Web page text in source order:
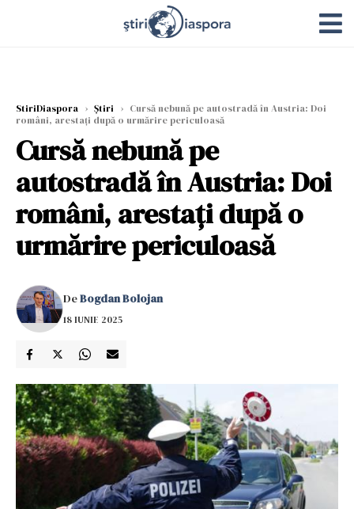
StiriDiaspora › Știri › Cursă nebună pe autostradă în Austria: Doi
români, arestați după o urmărire periculoasă
Cursă nebună pe
autostradă în Austria: Doi
români, arestați după o
urmărire periculoasă
DeBogdan Bolojan
18 IUNIE 2025